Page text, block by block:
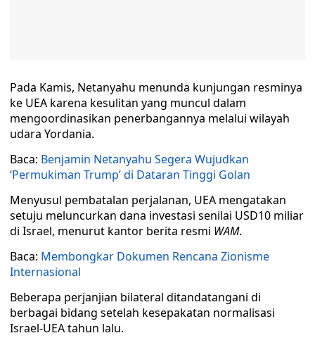
Pada Kamis, Netanyahu menunda kunjungan resminya
ke UEA karena kesulitan yang muncul dalam
mengoordinasikan penerbangannya melalui wilayah
udara Yordania.
Baca: Benjamin Netanyahu Segera Wujudkan
‘Permukiman Trump’ di Dataran Tinggi Golan
Menyusul pembatalan perjalanan, UEA mengatakan
setuju meluncurkan dana investasi senilai USD10 miliar
di Israel, menurut kantor berita resmi WAM.
Baca: Membongkar Dokumen Rencana Zionisme
Internasional
Beberapa perjanjian bilateral ditandatangani di
berbagai bidang setelah kesepakatan normalisasi
Israel-UEA tahun lalu.